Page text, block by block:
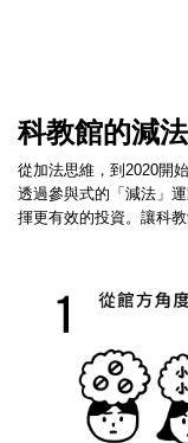
科教館的減
從加法思維，到2020開
透過參與式的「減法」
揮更有效的投資。讓科